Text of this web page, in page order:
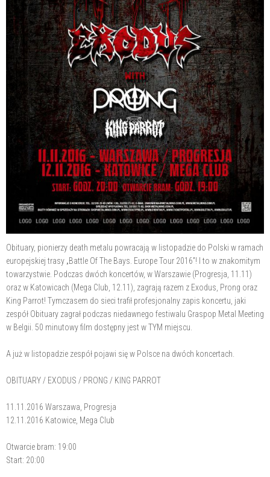
Obituary, pionierzy death metalu powracają w listopadzie do Polski w ramach
europejskiej trasy „Battle Of The Bays. Europe Tour 2016”! I to w znakomitym
towarzystwie. Podczas dwóch koncertów, w Warszawie (Progresja, 11.11)
oraz w Katowicach (Mega Club, 12.11), zagrają razem z Exodus, Prong oraz
King Parrot! Tymczasem do sieci trafił profesjonalny zapis koncertu, jaki
zespół Obituary zagrał podczas niedawnego festiwalu Graspop Metal Meeting
w Belgii. 50 minutowy film dostępny jest w TYM miejscu.
A już w listopadzie zespół pojawi się w Polsce na dwóch koncertach.
OBITUARY / EXODUS / PRONG / KING PARROT
11.11.2016 Warszawa, Progresja
12.11.2016 Katowice, Mega Club
Otwarcie bram: 19:00
Start: 20:00